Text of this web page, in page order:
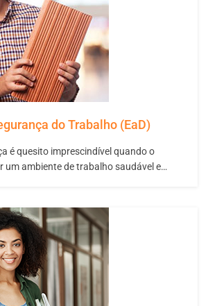
do Trabalho (EaD)
é quesito imprescindível quando o
um ambiente de trabalho saudável e
Sendo assim, o conhecimento técnico
de acidentes e doenças do trabalho é…